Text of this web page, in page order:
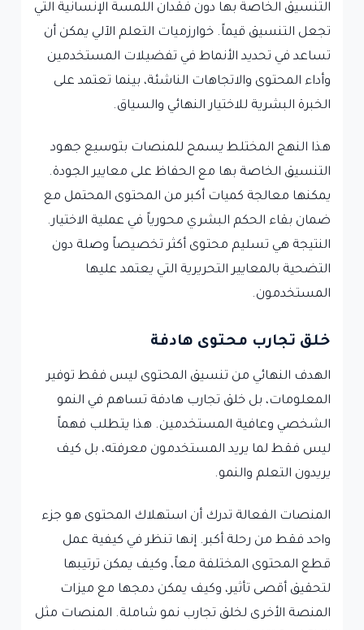
التنسيق الخاصة بها دون فقدان اللمسة الإنسانية التي
تجعل التنسيق قيماً. خوارزميات التعلم الآلي يمكن أن
تساعد في تحديد الأنماط في تفضيلات المستخدمين
وأداء المحتوى والاتجاهات الناشئة، بينما تعتمد على
الخبرة البشرية للاختيار النهائي والسياق.
هذا النهج المختلط يسمح للمنصات بتوسيع جهود
التنسيق الخاصة بها مع الحفاظ على معايير الجودة.
يمكنها معالجة كميات أكبر من المحتوى المحتمل مع
ضمان بقاء الحكم البشري محورياً في عملية الاختيار.
النتيجة هي تسليم محتوى أكثر تخصيصاً وصلة دون
التضحية بالمعايير التحريرية التي يعتمد عليها
المستخدمون.
خلق تجارب محتوى هادفة
الهدف النهائي من تنسيق المحتوى ليس فقط توفير
المعلومات، بل خلق تجارب هادفة تساهم في النمو
الشخصي وعافية المستخدمين. هذا يتطلب فهماً
ليس فقط لما يريد المستخدمون معرفته، بل كيف
يريدون التعلم والنمو.
المنصات الفعالة تدرك أن استهلاك المحتوى هو جزء
واحد فقط من رحلة أكبر. إنها تنظر في كيفية عمل
قطع المحتوى المختلفة معاً، وكيف يمكن ترتيبها
لتحقيق أقصى تأثير، وكيف يمكن دمجها مع ميزات
المنصة الأخرى لخلق تجارب نمو شاملة. المنصات مثل